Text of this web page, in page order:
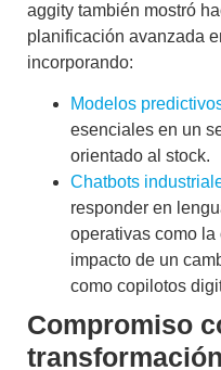
aggity también mostró
planificación avanzada
incorporando:
Modelos
esenciales en un
orientado al stock.
Chatbots
responder en
operativas como
impacto de un
como copilotos
Compromiso